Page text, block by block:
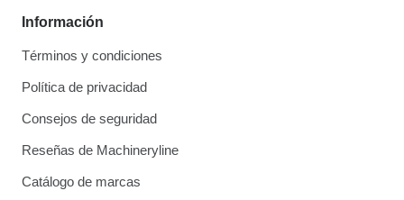
Información
Términos y condiciones
Política de privacidad
Consejos de seguridad
Reseñas de Machineryline
Catálogo de marcas